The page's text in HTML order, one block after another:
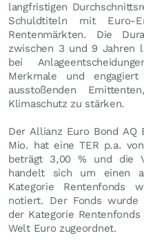
langfristigen
Schuldtiteln mit Euro-
Rentenmärkten. Die
zwischen 3 und 9 Jahren
bei
Merkmale und
ausstoßenden
Klimaschutz zu stärken.
Der Allianz Euro Bond AQ
Mio. hat eine TER p.a.
beträgt 3,00 % und die
handelt sich um einen
Kategorie Rentenfonds
notiert. Der Fonds wurde
der Kategorie
Welt Euro zugeordnet.